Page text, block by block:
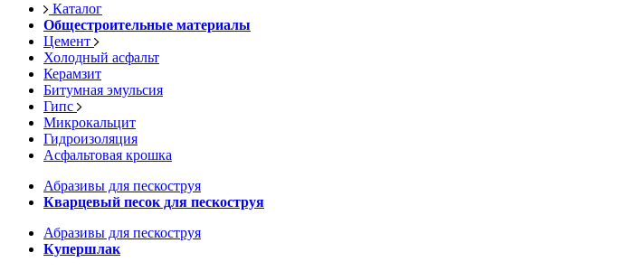
Каталог
Общестроительные материалы
Цемент
Холодный асфальт
Керамзит
Битумная эмульсия
Гипс
Микрокальцит
Гидроизоляция
Асфальтовая крошка
Абразивы для пескоструя
Кварцевый песок для пескоструя
Абразивы для пескоструя
Купершлак